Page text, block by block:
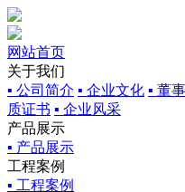
网站首页
关于我们
▪ 公司简介 ▪ 企业文化 ▪ 董
质证书 ▪ 企业风采
产品展示
▪ 产品展示
工程案例
▪ 工程案例